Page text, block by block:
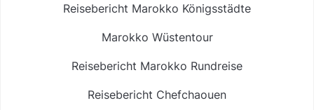
Reisebericht Marokko Königsstädte
Marokko Wüstentour
Reisebericht Marokko Rundreise
Reisebericht Chefchaouen